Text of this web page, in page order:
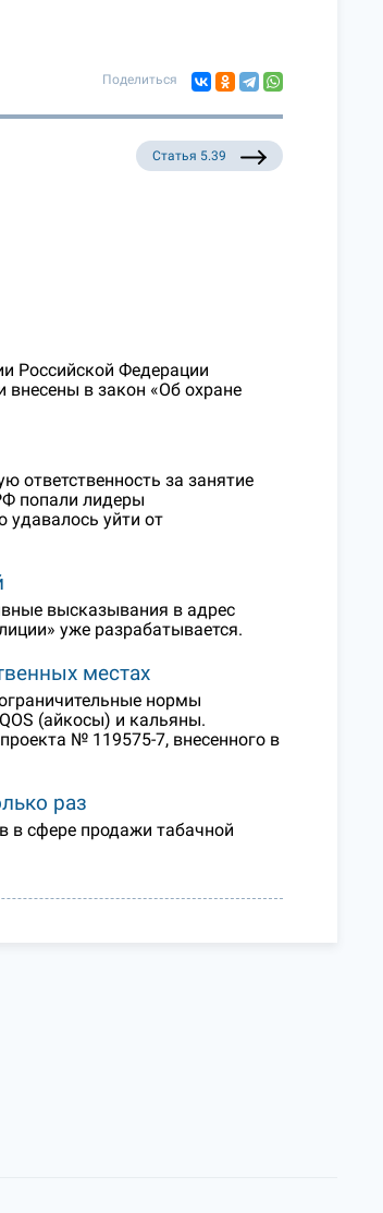
Поделиться
Статья 5.39
Российской Федерации
в закон «Об охране
ответственность за занятие
попали лидеры
удавалось уйти от
высказывания в адрес
уже разрабатывается.
местах
нормы
(айкосы) и кальяны.
№ 119575-7, внесенного в
раз
в сфере продажи табачной